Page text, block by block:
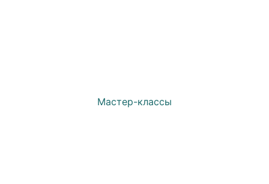
Мастер-классы